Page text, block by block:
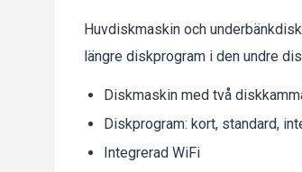
Huvdiskmaskin och
längre diskprogram i den undre
Diskmaskin med två
Diskprogram: kort, standard,
Integrerad WiFi